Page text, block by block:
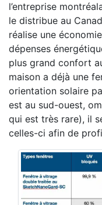
l’entreprise
le distribue au
réalise une
dépenses
plus grand confort
maison a déjà une
orientation solaire
est au sud-ouest,
qui est très rare), il
celles-ci afin de